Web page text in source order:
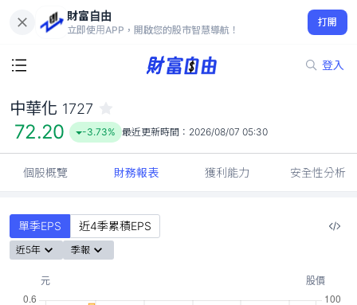
財富自由
立即使用APP，開啟您的股市智慧導航！
打開
登入
72.20
-3.73%
中華化 1727
72.20 -3.73% 最近更新時間： 2026/08/07 05:30
個股概覽 財務報表 獲利能力 安全性分析
單季EPS 近4季累積EPS
近5年 季報